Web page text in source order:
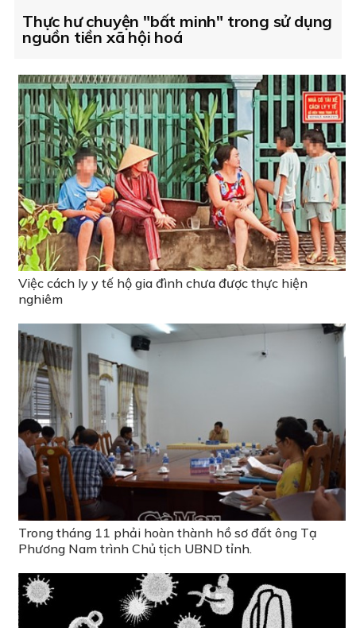
Thực hư chuyện "bất minh" trong sử dụng
nguồn tiền xã hội hoá
Việc cách ly y tế hộ gia đình chưa được thực hiện
nghiêm
Trong tháng 11 phải hoàn thành hồ sơ đất ông Tạ
Phương Nam trình Chủ tịch UBND tỉnh.